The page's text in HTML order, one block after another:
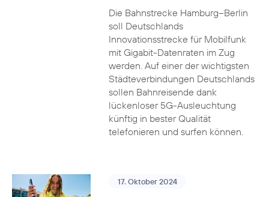
Die Bahnstrecke Hamburg–Berlin
soll Deutschlands
Innovationsstrecke für Mobilfunk
mit Gigabit-Datenraten im Zug
werden. Auf einer der wichtigsten
Städteverbindungen Deutschlands
sollen Bahnreisende dank
lückenloser 5G-Ausleuchtung
künftig in bester Qualität
telefonieren und surfen können.
17. Oktober 2024